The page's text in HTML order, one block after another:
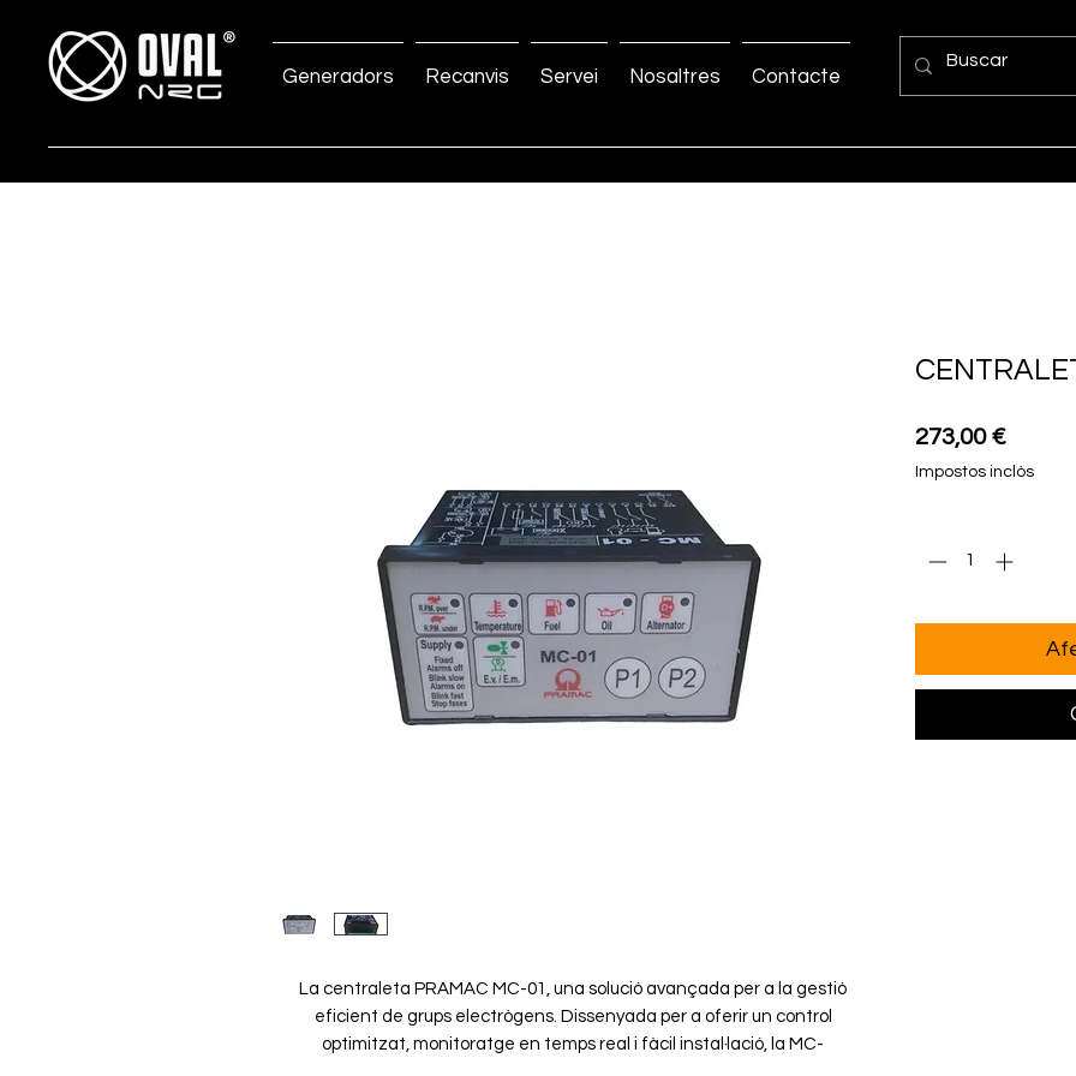
Generadors Recanvis Servei Nosaltres Contacte
La centraleta PRAMAC MC-01, una solució avançada per a la gestió
eficient de grups electrògens. Dissenyada per a oferir un control
optimitzat, monitoratge en temps real i fàcil instal·lació, la MC-
273,00 €Price
Impostos inclòs